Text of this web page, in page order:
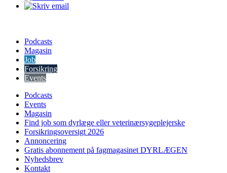
Podcasts
Magasin
Job
Forsikring
Events
Podcasts
Events
Magasin
Find job som dyrlæge eller veterinærsygeplejerske
Forsikringsoversigt 2026
Annoncering
Gratis abonnement på fagmagasinet DYRLÆGEN
Nyhedsbrev
Kontakt